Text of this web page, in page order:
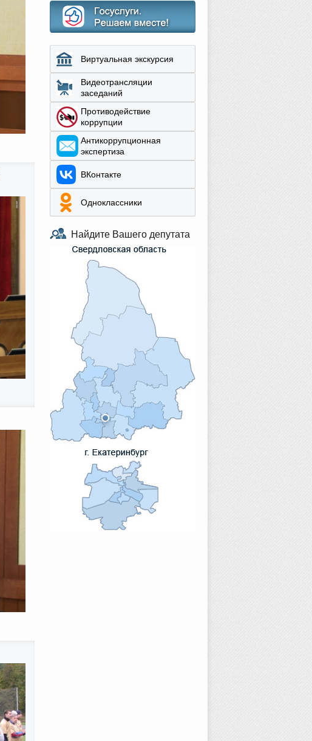
Виртуальная экскурсия
Видеотрансляции
заседаний
Противодействие
коррупции
Aнтикоррупционная
экспертиза
ВКонтакте
Одноклассники
Найдите Вашего депутата